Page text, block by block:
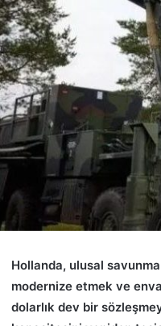
Hollanda, ulusal
modernize etmek ve
dolarlık dev bir